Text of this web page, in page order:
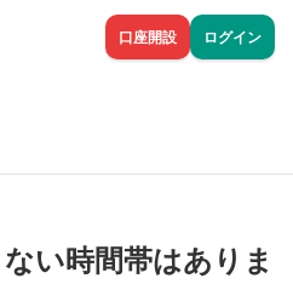
口座開設 ログイン
い時間帯はありま